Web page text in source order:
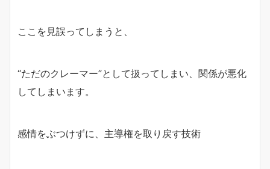
ここを見誤ってしまうと、
“ただのクレーマー”として扱ってしまい、関係が悪化
してしまいます。
感情をぶつけずに、主導権を取り戻す技術